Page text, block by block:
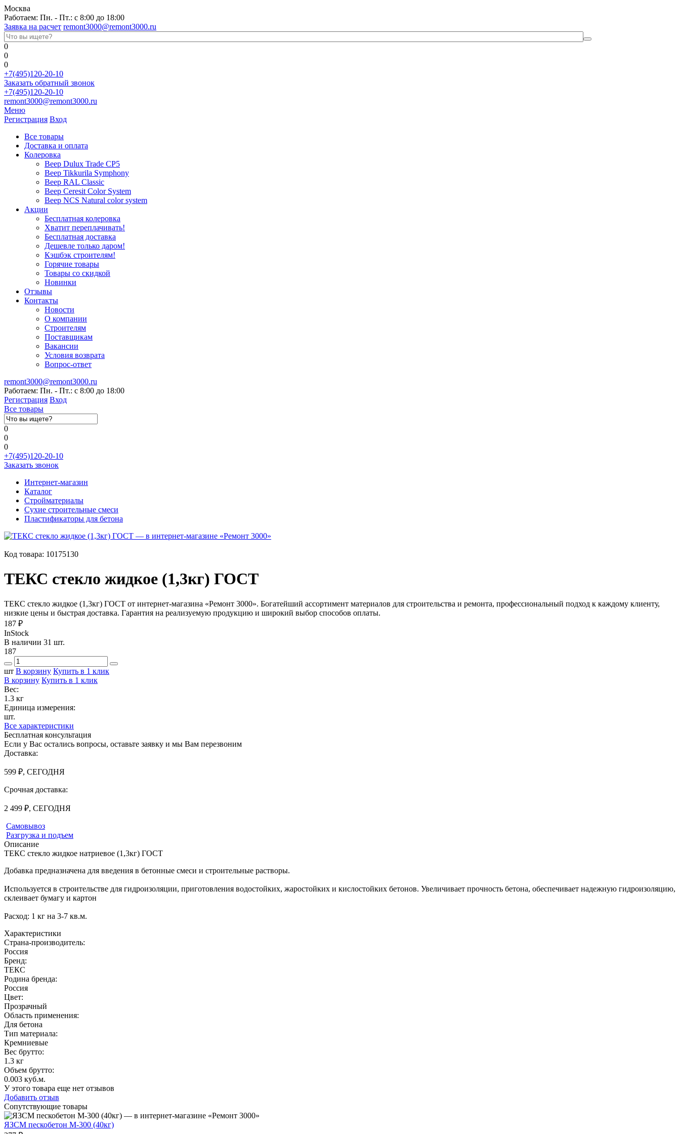
Москва
Работаем: Пн. - Пт.: с 8:00 до 18:00
Заявка на расчет remont3000@remont3000.ru
0
0
0
+7(495)120-20-10
Заказать обратный звонок
+7(495)120-20-10
remont3000@remont3000.ru
Меню
Регистрация Вход
Все товары
Доставка и оплата
Колеровка
Веер Dulux Trade CP5
Веер Tikkurila Symphony
Веер RAL Classic
Веер Ceresit Color System
Веер NCS Natural color system
Акции
Бесплатная колеровка
Хватит переплачивать!
Бесплатная доставка
Дешевле только даром!
Кэшбэк строителям!
Горячие товары
Товары со скидкой
Новинки
Отзывы
Контакты
Новости
О компании
Строителям
Поставщикам
Вакансии
Условия возврата
Вопрос-ответ
remont3000@remont3000.ru
Работаем: Пн. - Пт.: с 8:00 до 18:00
Регистрация Вход
Все товары
0
0
0
+7(495)120-20-10
Заказать звонок
Интернет-магазин
Каталог
Стройматериалы
Сухие строительные смеси
Пластификаторы для бетона
Код товара: 10175130
ТЕКС стекло жидкое (1,3кг) ГОСТ
ТЕКС стекло жидкое (1,3кг) ГОСТ от интернет-магазина «Ремонт 3000». Богатейший ассортимент материалов для строительства и ремонта, профессиональный подход к каждому клиенту,
низкие цены и быстрая доставка. Гарантия на реализуемую продукцию и широкий выбор способов оплаты.
187 ₽
InStock
В наличии 31 шт.
187
шт В корзину Купить в 1 клик
В корзину Купить в 1 клик
Вес:
1.3 кг
Единица измерения:
шт.
Все характеристики
Бесплатная консультация
Если у Вас остались вопросы, оставьте заявку и мы Вам перезвоним
Доставка:
599 ₽, СЕГОДНЯ
Срочная доставка:
2 499 ₽, СЕГОДНЯ
Самовывоз
Разгрузка и подъем
Описание
ТЕКС стекло жидкое натриевое (1,3кг) ГОСТ
Добавка предназначена для введения в бетонные смеси и строительные растворы.
Используется в строительстве для гидроизоляции, приготовления водостойких, жаростойких и кислостойких бетонов. Увеличивает прочность бетона, обеспечивает надежную гидроизоляцию,
склеивает бумагу и картон
Расход: 1 кг на 3-7 кв.м.
Характеристики
Страна-производитель:
Россия
Бренд:
ТЕКС
Родина бренда:
Россия
Цвет:
Прозрачный
Область применения:
Для бетона
Тип материала:
Кремниевые
Вес брутто:
1.3 кг
Объем брутто:
0.003 куб.м.
У этого товара еще нет отзывов
Добавить отзыв
Сопутствующие товары
ЯЗСМ пескобетон М-300 (40кг)